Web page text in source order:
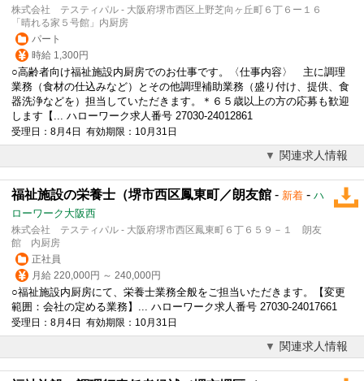
株式会社 テスティパル - 大阪府堺市西区上野芝向ヶ丘町６丁６ー１６
「晴れる家５号館」内厨房
パート
時給 1,300円
○高齢者向け福祉施設内厨房でのお仕事です。〈仕事内容〉 主に調理
業務（食材の仕込みなど）とその他調理補助業務（盛り付け、提供、食
器洗浄などを）担当していただきます。＊６５歳以上の方の応募も歓迎
します【... ハローワーク求人番号 27030-24012861
受理日：8月4日 有効期限：10月31日
関連求人情報
福祉施設の栄養士（堺市西区鳳東町／朗友館 - 新着 - ハ
ローワーク大阪西
株式会社 テスティパル - 大阪府堺市西区鳳東町６丁６５９－１ 朗友
館 内厨房
正社員
月給 220,000円 ～ 240,000円
○福祉施設内厨房にて、栄養士業務全般をご担当いただきます。【変更
範囲：会社の定める業務】... ハローワーク求人番号 27030-24017661
受理日：8月4日 有効期限：10月31日
関連求人情報